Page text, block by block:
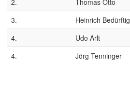
2.
Thomas Otto
3.
Heinrich Bedürftig
4.
Udo Arlt
4.
Jörg Tenninger